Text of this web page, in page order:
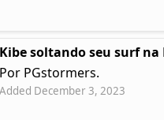
soltando seu surf na
PGstormers.
December 3, 2023